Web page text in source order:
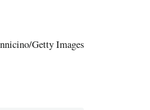
Getty Images